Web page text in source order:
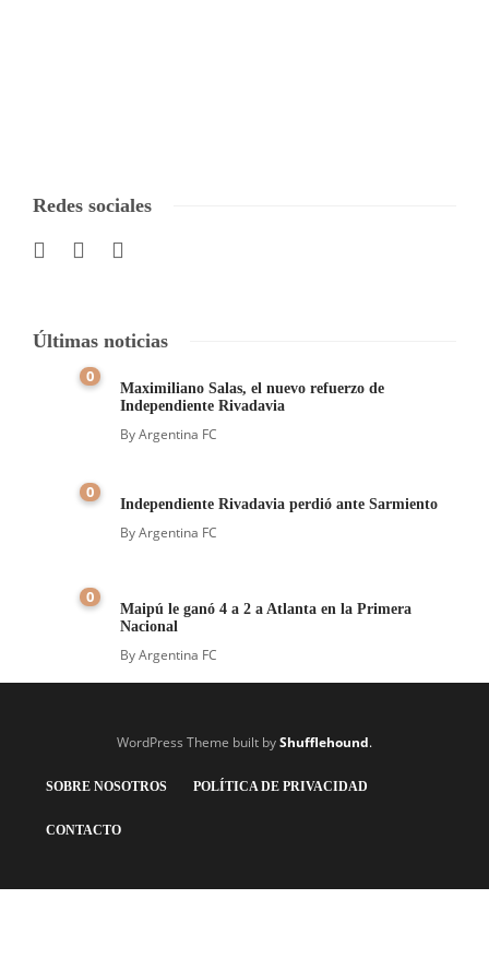
Redes sociales
Últimas noticias
0
Maximiliano Salas, el nuevo refuerzo de
Independiente Rivadavia
ByArgentina FC
0
Independiente Rivadavia perdió ante Sarmiento
ByArgentina FC
0
Maipú le ganó 4 a 2 a Atlanta en la Primera
Nacional
ByArgentina FC
WordPress Theme built byShufflehound.
SOBRE NOSOTROS POLÍTICA DE PRIVACIDAD
CONTACTO